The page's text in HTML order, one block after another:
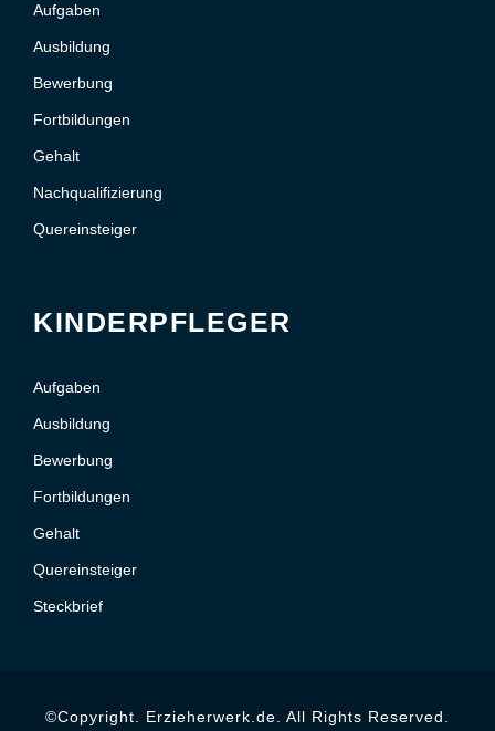
Aufgaben
Ausbildung
Bewerbung
Fortbildungen
Gehalt
Nachqualifizierung
Quereinsteiger
KINDERPFLEGER
Aufgaben
Ausbildung
Bewerbung
Fortbildungen
Gehalt
Quereinsteiger
Steckbrief
©Copyright. Erzieherwerk.de. All Rights Reserved.